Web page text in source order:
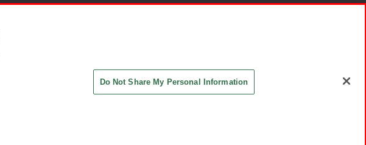
Do Not Share My Personal Information